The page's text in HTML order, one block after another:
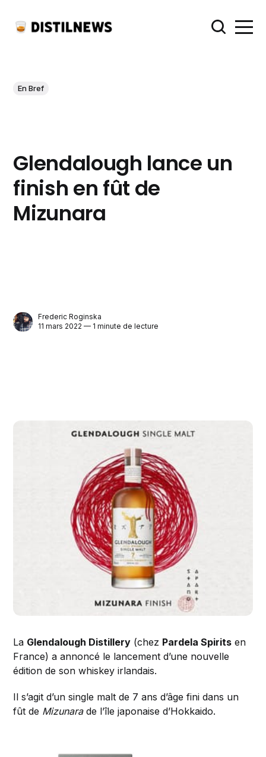
En Bref
Glendalough lance un
finish en fût de
Mizunara
Frederic Roginska
11 mars 2022 — 1 minute de lecture
La Glendalough Distillery (chez Pardela Spirits en
France) a annoncé le lancement d’une nouvelle
édition de son whiskey irlandais.
Il s’agit d’un single malt de 7 ans d’âge fini dans un
fût de Mizunarade l’île japonaise d’Hokkaido.